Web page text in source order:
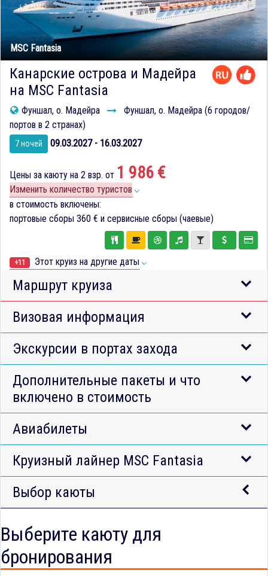
MSC Fantasia
Канарские острова и Мадейра
на MSC Fantasia
Фуншал, о. Мадейра
Фуншал, о. Мадейра (6 городов/
портов в 2 странах)
7 ночей 09.03.2027 - 16.03.2027
Цены за каюту на 2 взр. от 1 986 €
Изменить количество туристов
в стоимость включены:
портовые сборы 360 € и сервисные сборы (чаевые)
+11 Этот круиз на другие даты
Маршрут круиза
Визовая информация
Экскурсии в портах захода
Дополнительные пакеты и что
включено в стоимость
Авиабилеты
Круизный лайнер MSC Fantasia
Выбор каюты
Выберите каюту для
бронирования